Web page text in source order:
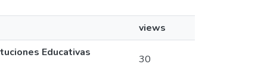
views
Educativas
30